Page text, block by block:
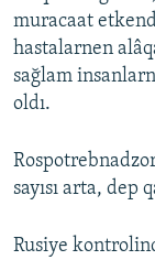
muracaat
hastalarnen
sağlam
oldı.
sayısı arta, dep
Rusiye